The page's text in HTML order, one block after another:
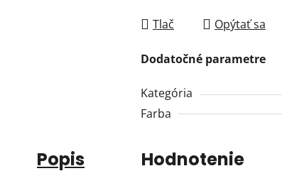
Tlač Opýtať sa
Dodatočné parametre
Kategória
Farba
Popis Hodnotenie